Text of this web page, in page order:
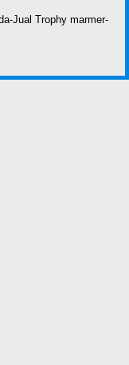
Jual Trophy marmer-